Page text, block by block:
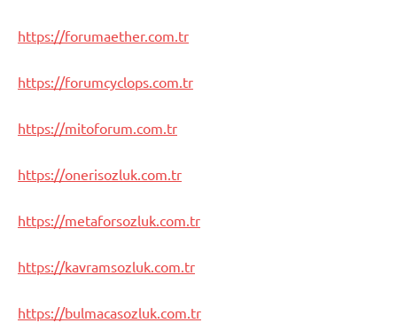
https://forumaether.com.tr
https://forumcyclops.com.tr
https://mitoforum.com.tr
https://onerisozluk.com.tr
https://metaforsozluk.com.tr
https://kavramsozluk.com.tr
https://bulmacasozluk.com.tr